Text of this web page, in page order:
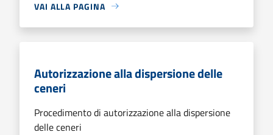
VAI ALLA PAGINA
Autorizzazione alla dispersione delle
ceneri
Procedimento di autorizzazione alla dispersione
delle ceneri